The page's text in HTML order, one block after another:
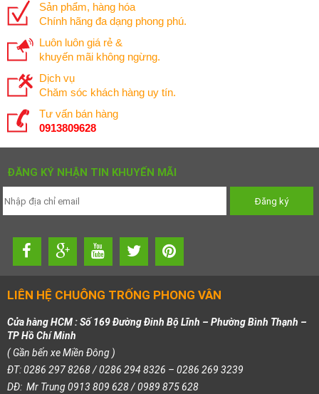
Sản phẩm, hàng hóa
Chính hãng đa dạng phong phú.
Luôn luôn giá rẻ &
khuyến mãi không ngừng.
Dịch vụ
Chăm sóc khách hàng uy tín.
Tư vấn bán hàng
0913809628
ĐĂNG KÝ NHẬN TIN KHUYẾN MÃI
LIÊN HỆ CHUÔNG TRỐNG PHONG VÂN
Cửa hàng HCM : Số 169 Đường Đinh Bộ Lĩnh – Phường Bình Thạnh –
TP Hồ Chí Minh
( Gần bến xe Miền Đông )
ĐT: 0286 297 8268 / 0286 294 8326 – 0286 269 3239
DĐ: Mr Trung 0913 809 628 / 0989 875 628